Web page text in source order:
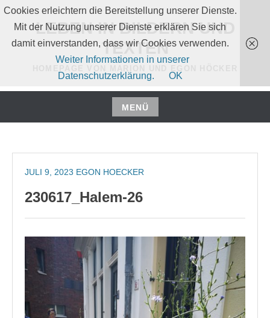
Zum
Inhalt
springen
LEBEN IN BILDERN UND
TEXTEN
MENÜ
Zum
springen
JULI 9, 2023 EGON HOECKER
230617_Halem-26
Cookies erleichtern die Bereitstellung unserer Dienste.
Mit der Nutzung unserer Dienste erklären Sie sich
damit einverstanden, dass wir Cookies verwenden.
Weiter Informationen in unserer
Datenschutzerklärung.
OK